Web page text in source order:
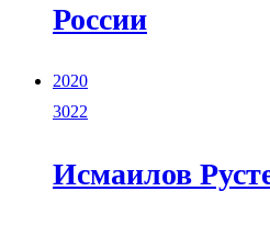
России
2020
3022
Исмаилов